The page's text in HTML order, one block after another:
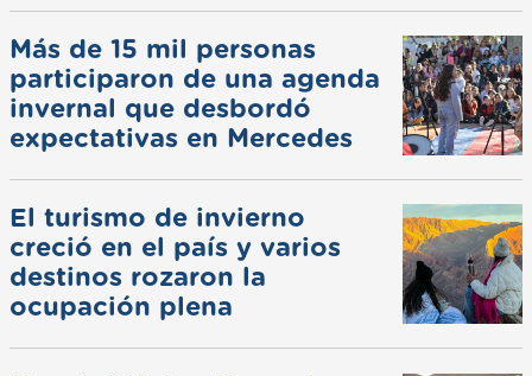
Más de 15 mil personas
participaron de una agenda
invernal que desbordó
expectativas en Mercedes
El turismo de invierno
creció en el país y varios
destinos rozaron la
ocupación plena